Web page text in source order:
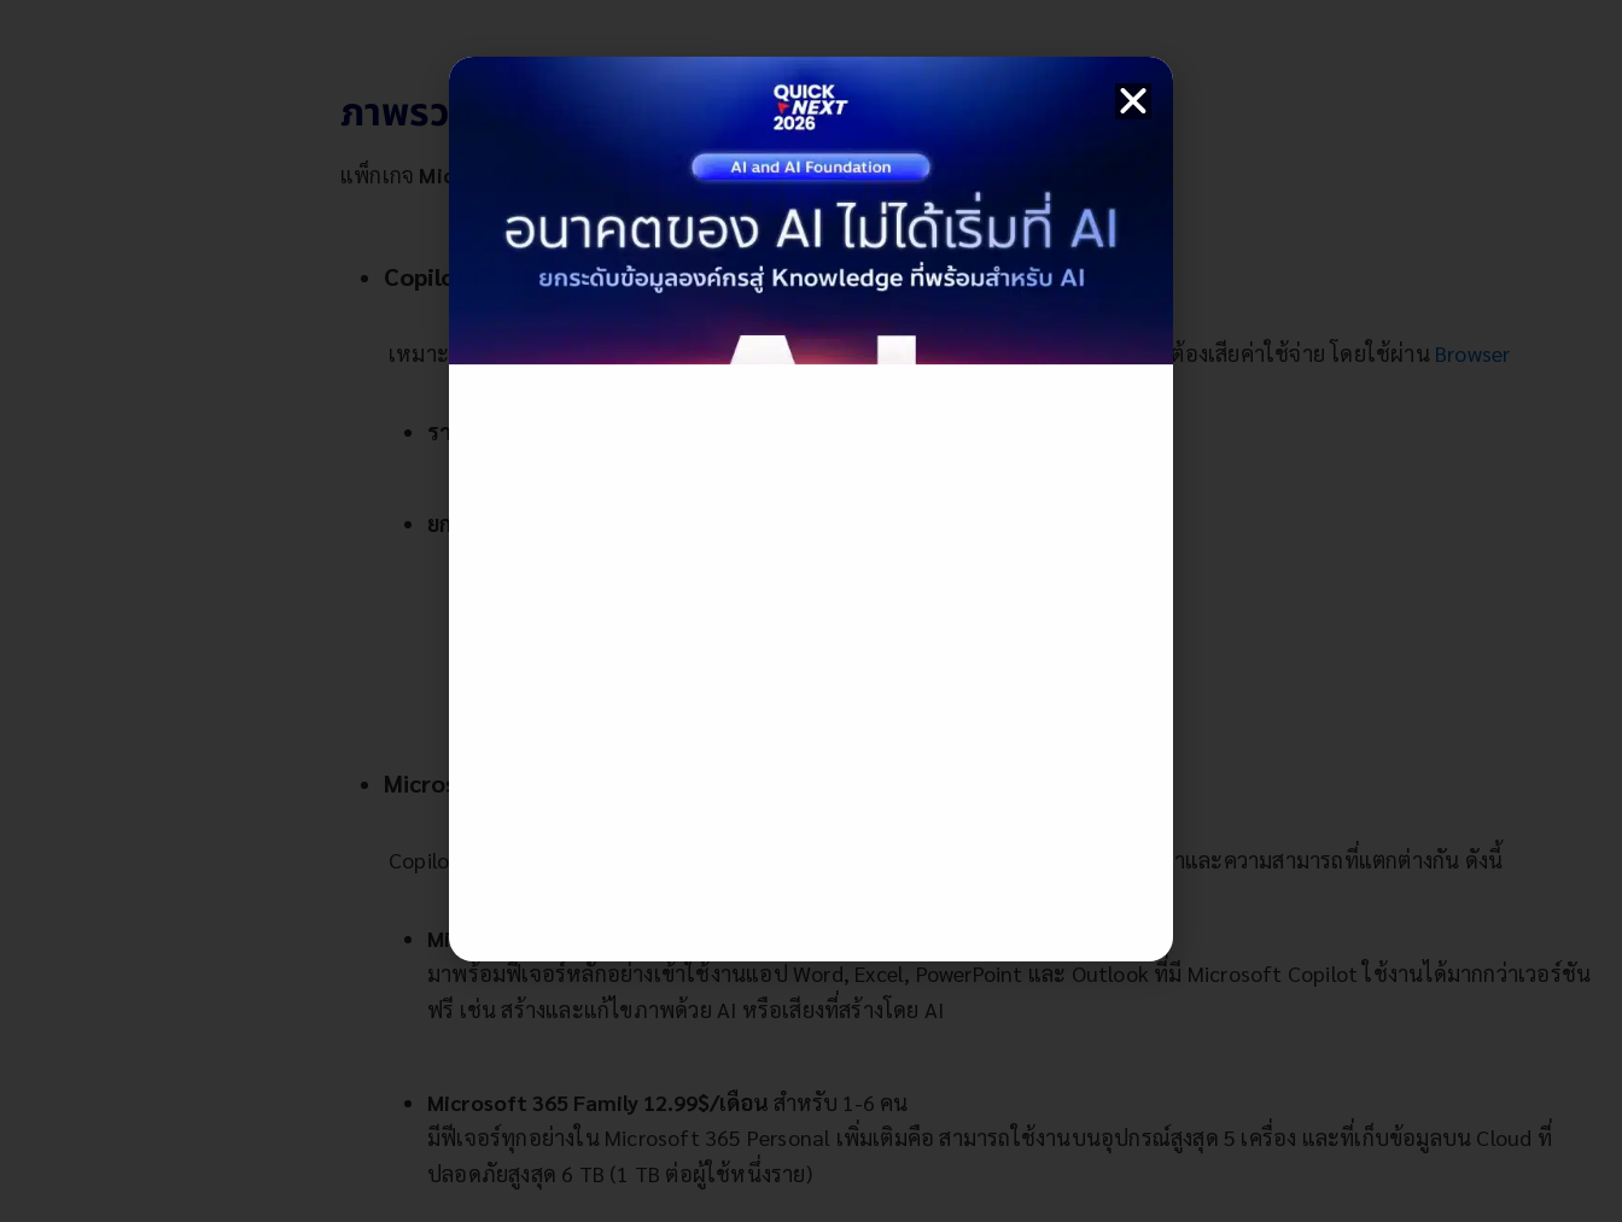
ภาพรวมราคาและฟีเจอร์ของ Microsoft Copilot
แพ็กเกจ Microsoft Copilot แบ่งออกเป็น 5 แผนหลัก ดังนี้
Copilot Free เริ่มต้นใช้งานได้โดยไม่ต้องจ่าย
เหมาะสำหรับผู้ใช้ทั่วไปที่อยากทดลองใช้ AI เพื่อช่วยการทำงานในชีวิตประจำวัน โดยไม่ต้องเสียค่าใช้จ่าย โดยใช้ผ่าน Browser
ราคา : ฟรี
ยกตัวอย่างสิ่งที่ใช้งานได้ :
Microsoft 365 Copilot สำหรับบุคคล
Copilot สำหรับผู้ใช้ Microsoft 365 แบบบุคคล มีให้เลือกถึง 3 แบบการใช้งาน โดยมีราคาและความสามารถที่แตกต่างกัน ดังนี้
Microsoft 365 Personal 9.99$/เดือน
มาพร้อมฟีเจอร์หลักอย่างเข้าใช้งานแอป Word, Excel, PowerPoint และ Outlook ที่มี Microsoft Copilot ใช้งานได้มากกว่าเวอร์ชัน
ฟรี เช่น สร้างและแก้ไขภาพด้วย AI หรือเสียงที่สร้างโดย AI
Microsoft 365 Family 12.99$/เดือน สำหรับ 1-6 คน
มีฟีเจอร์ทุกอย่างใน Microsoft 365 Personal เพิ่มเติมคือ สามารถใช้งานบนอุปกรณ์สูงสุด 5 เครื่อง และที่เก็บข้อมูลบน Cloud ที่
ปลอดภัยสูงสุด 6 TB (1 TB ต่อผู้ใช้หนึ่งราย)